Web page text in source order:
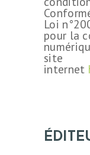
Loi
pour la
site
internet